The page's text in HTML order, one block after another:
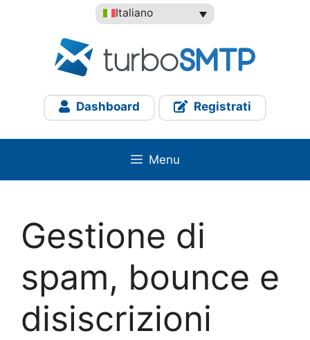
Italiano
Dashboard Registrati
Menu
Gestione di
spam, bounce e
disiscrizioni